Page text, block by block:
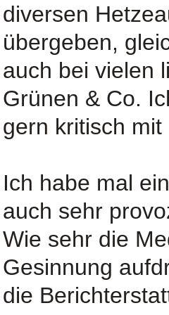
diversen
übergeben,
auch bei vielen
Grünen & Co.
gern kritisch
Ich habe mal
auch sehr
Wie sehr die
Gesinnung
die